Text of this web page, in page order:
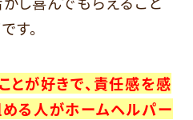
す。
とが好きで、責任感を感
る人がホームヘルパー